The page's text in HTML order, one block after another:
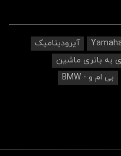
آیرودینامیک‌
به باتری ماشین
بی ام و - BMW